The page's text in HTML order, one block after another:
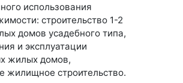
использования
строительство 1-2
домов усадебного типа,
и эксплуатации
жилых домов,
жилищное строительство.